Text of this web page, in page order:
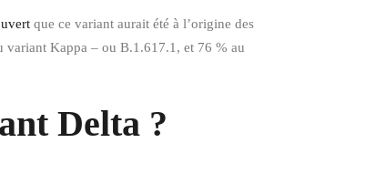
que ce variant aurait été à l’origine des
variant Kappa – ou B.1.617.1, et 76 % au
Delta ?